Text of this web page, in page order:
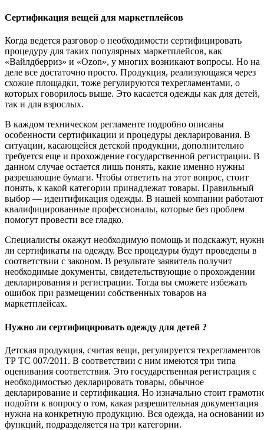
Сертификация вещей для маркетплейсов
Когда ведется разговор о необходимости сертифицировать
процедуру для таких популярных маркетплейсов, как
«Вайлдберриз» и «Ozon», у многих возникают вопросы. Но на
деле все достаточно просто. Продукция, реализующаяся через
схожие площадки, тоже регулируются техрегламентами, о
которых говорилось выше. Это касается одежды как для детей,
так и для взрослых.
В каждом техническом регламенте подробно описаны
особенности сертификации и процедуры декларирования. В
ситуации, касающейся детской продукции, дополнительно
требуется еще и прохождение государственной регистрации. В
данном случае остается лишь понять, какие именно нужны
разрешающие бумаги. Чтобы ответить на этот вопрос, стоит
понять, к какой категории принадлежат товары. Правильный
выбор — идентификация одежды. В нашей компании работают
квалифицированные профессионалы, которые без проблем
помогут провести все гладко.
Специалисты окажут необходимую помощь и подскажут,
ли сертификаты на одежду. Все процедуры будут проведены в
соответствии с законом. В результате заявитель получит
необходимые документы, свидетельствующие о прохождении
декларирования и регистрации. Тогда вы сможете избежать
ошибок при размещении собственных товаров на
маркетплейсах.
Нужно ли сертифицировать одежду для детей ?
Детская продукция, считая вещи, регулируется техрегламентов
ТР ТС 007/2011. В соответствии с ним имеются три типа
оценивания соответствия. Это государственная регистрация с
необходимостью декларировать товары, обычное
декларирование и сертификация. Но изначально стоит
подойти к вопросу о том, какая разрешительная документация
нужна на конкретную продукцию. Вся одежда, на основании
функций, подразделяется на три категории.